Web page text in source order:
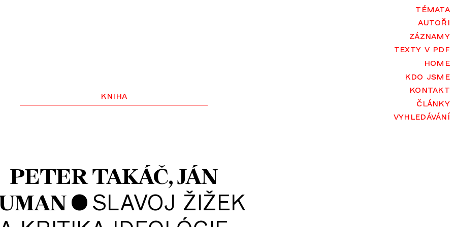
témata
autoři
záznamy
texty v pdf
home
kdo jsme
kontakt
články
vyhledávání
kniha
PETER TAKÁČ JÁN
• SLAVOJ ŽIŽEK